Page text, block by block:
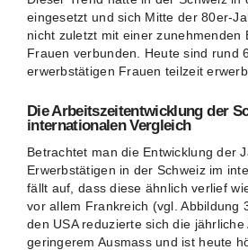
eingesetzt und sich Mitte der 80er-
nicht zuletzt mit einer zunehmenden
Frauen verbunden. Heute sind rund
erwerbstätigen Frauen teilzeit
Die Arbeitszeitentwicklung der
internationalen Vergleich
Betrachtet man die Entwicklung der
Erwerbstätigen in der Schweiz im
fällt auf, dass diese ähnlich verlief
vor allem Frankreich (vgl. Abbildung
den USA reduzierte sich die
geringerem Ausmass und ist heute